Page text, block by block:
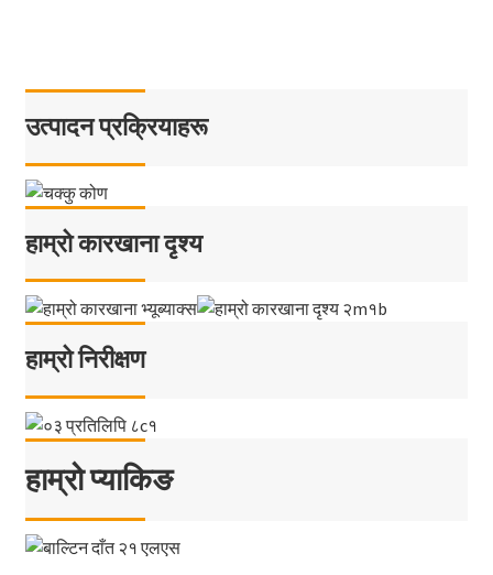
उत्पादन प्रक्रियाहरू
हाम्रो कारखाना दृश्य
हाम्रो निरीक्षण
हाम्रो प्याकिङ